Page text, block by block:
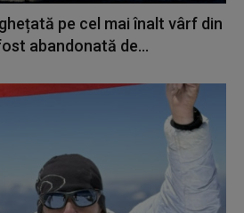
pe cel mai înalt vârf din
abandonată de...